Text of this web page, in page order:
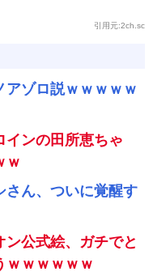
引用元:2ch.sc
アゾロ説ｗｗｗｗｗ
インの田所恵ちゃ
ｗ
さん、ついに覚醒す
ン公式絵、ガチでと
ｗｗｗｗｗｗ